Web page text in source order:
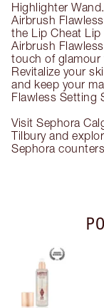
Highlighter
Airbrush
the Lip Cheat
Airbrush
touch of glamour
Revitalize your
and keep your
Flawless Setting
Visit Sephora
Tilbury and
Sephora